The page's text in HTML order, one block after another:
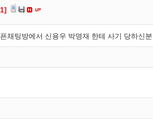
채팅방에서 신용우 박명재 한테 사기 당하신